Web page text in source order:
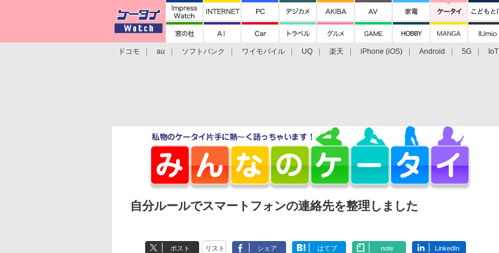
ドコモ au ソフトバンク ワイモバイル UQ 楽天 iPhone (iOS) Android 5G IoT
自分ルールでスマートフォンの連絡先を整理しました
ポスト リスト シェア はてブ note LinkedIn